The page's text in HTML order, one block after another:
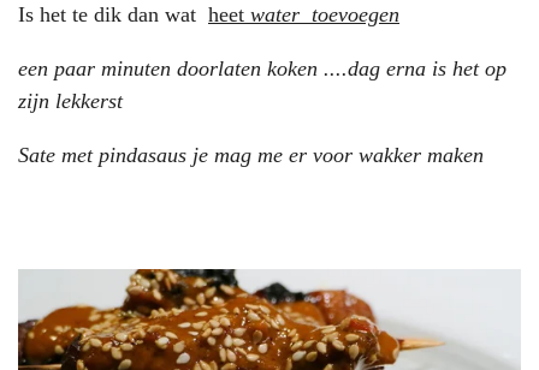
Is het te dik dan wat heet water toevoegen
een paar minuten doorlaten koken ....dag erna is het op
zijn lekkerst
Sate met pindasaus je mag me er voor wakker maken